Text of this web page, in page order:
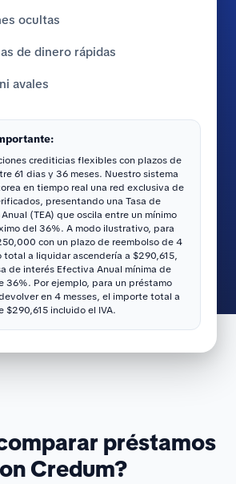
ocultas
de dinero rápidas
avales
crediticias flexibles con plazos de
61 dias y 36 meses. Nuestro sistema
en tiempo real una red exclusiva de
presentando una Tasa de
(TEA) que oscila entre un mínimo
del 36%. A modo ilustrativo, para
con un plazo de reembolso de 4
total a liquidar ascendería a $290,615,
de interés Efectiva Anual mínima de
36%. Por ejemplo, para un préstamo
en 4 messes, el importe total a
$290,615 incluido el IVA.
préstamos
Credum?